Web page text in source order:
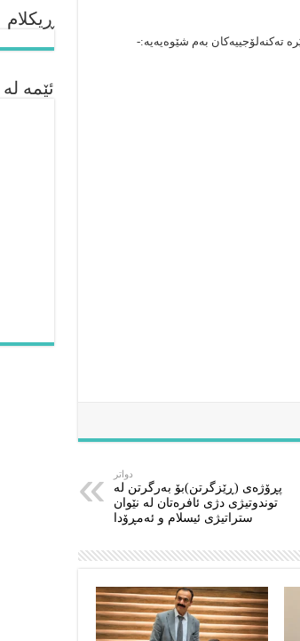
دواتر
پڕۆژەى (ڕێزگرتن)بۆ بەرگرتن لە
توندوتیژى دژى ئافرەتان لە نێوان
ستراتیژى ئیسلام و ئەمڕۆدا
ڕیکلام
ئێمە